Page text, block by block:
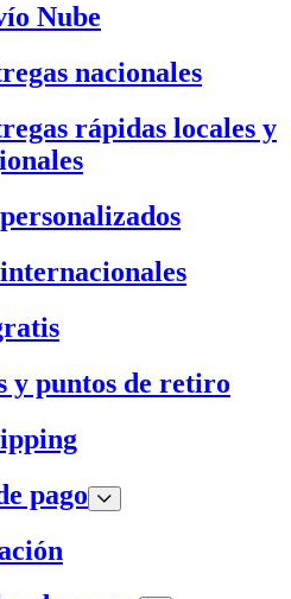
Nube
nacionales
rápidas locales y
y puntos de retiro
pago